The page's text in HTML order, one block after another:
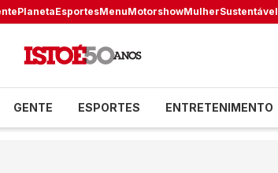
PlanetaEsportesMenuMotorshowMulherSustentável
GENTE ESPORTES ENTRETENIMENTO